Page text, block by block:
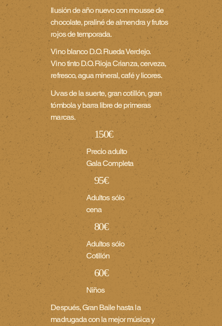
Ilusión de año nuevo con mousse de
chocolate, praliné de almendra y frutos
rojos de temporada.
Vino blanco D.O. Rueda Verdejo.
Vino tinto D.O. Rioja Crianza, cerveza,
refresco, agua mineral, café y licores.
Uvas de la suerte, gran cotillón, gran
tómbola y barra libre de primeras
marcas.
150€
Precio adulto
Gala Completa
95€
Adultos sólo
cena
80€
Adultos sólo
Cotillón
60€
Niños
Después, Gran Baile hasta la
madrugada con la mejor música y